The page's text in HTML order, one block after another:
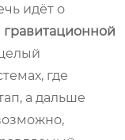
идёт о
где
а дальше